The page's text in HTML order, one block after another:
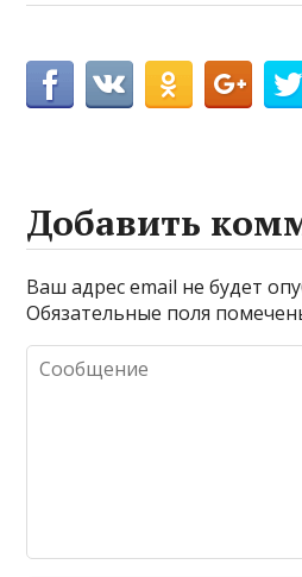
Добавить
Ваш адрес email не будет
Обязательные поля